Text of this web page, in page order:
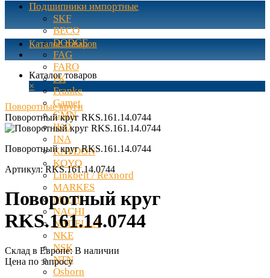
Подшипники импортные
SKF
BECO
DODGE
FAG
FARO
FK
Franke
Gamet
GMN
IKO
INA
KAYDON
KOYO
Linkbelt / Rexnord
MARKES
McGill
NACHI
NADELLA
NKE
NSK
NTN
Osborn
Каталог товаров
Каталог товаров
×
Поворотные круги
Поворотный круг RKS.161.14.0744
Поворотный круг RKS.161.14.0744
Артикул:RKS.161.14.0744
Поворотный круг
RKS.161.14.0744
Склад в Европе:В наличии
Цена по запросу